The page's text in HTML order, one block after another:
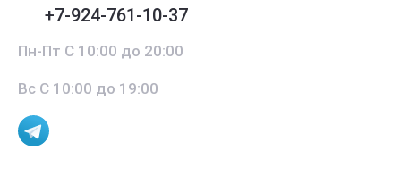
+7-924-761-10-37
Пн-Пт С 10:00 до 20:00
Вс С 10:00 до 19:00